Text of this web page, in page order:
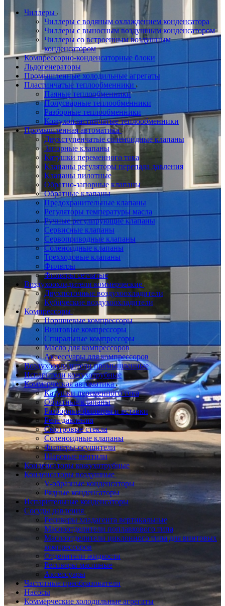
Чиллеры
Чиллеры с водяным охлаждением конденсатора
Чиллеры с выносным воздушным конденсатором
Чиллеры со встроенным воздушным
конденсатором
Компрессорно-конденсаторные блоки
Льдогенераторы
Промышленные холодильные агрегаты
Пластинчатые теплообменники
Паяные теплообменники
Полусварные теплообменники
Разборные теплообменники
Кожухопластинчатые теплообменники
Промышленная автоматика
Двухступенчатые соленоидные клапаны
Запорные клапаны
Катушки переменного тока
Клапаны регуляторы перепада давления
Клапаны пилотные
Обратно-запорные клапаны
Обратные клапаны
Предохранительные клапаны
Регуляторы температуры масла
Ручные регулирующие клапаны
Сервисные клапаны
Сервоприводные клапаны
Соленоидные клапаны
Трехходовые клапаны
Фильтры
Фильтры сетчатые
Воздухоохладители коммерческие
Двухпоточные воздухоохладители
Кубические воздухоохладители
Компрессоры
Поршневые компрессоры
Винтовые компрессоры
Спиральные компрессоры
Масло для компрессоров
Аксессуары для компрессоров
Воздухоохладители промышленные
Испарители кожухотрубные
Коммерческая автоматика
Катушки переменного тока
Обратные клапаны
Разборные фильтры и вставки
Реле давления
Смотровые стекла
Соленоидные клапаны
Фильтры-осушители
Шаровые вентили
Конденсаторы кожухотрубные
Конденсаторы воздушные
V-образные конденсаторы
Рядные конденсаторы
Испарительные конденсаторы
Сосуды давления
Ресиверы хладагента вертикальные
Маслоотделители поплавкового типа
Маслоотделители циклонного типа для винтовых
компрессоров
Отделители жидкости
Ресиверы масляные
Аксессуары
Частотные преобразователи
Насосы
Коммерческие холодильные агрегаты